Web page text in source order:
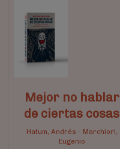
Mejor no hablar
de ciertas cosas
Hatum, Andrés - Marchiori,
Eugenio